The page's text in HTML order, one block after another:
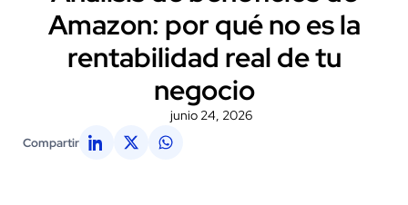
Amazon: por qué no es la
rentabilidad real de tu
negocio
junio 24, 2026
Compartir